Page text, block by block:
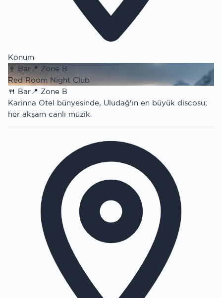
Konum
🍷 Bar 📍 Zone B
Red Room Night Club
🍴 Bar📍 Zone B
Karinna Otel bünyesinde, Uludağ'ın en büyük discosu;
her akşam canlı müzik.